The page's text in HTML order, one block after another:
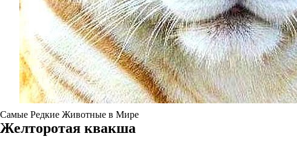
Самые Редкие Животные в Мире
Желторотая квакша